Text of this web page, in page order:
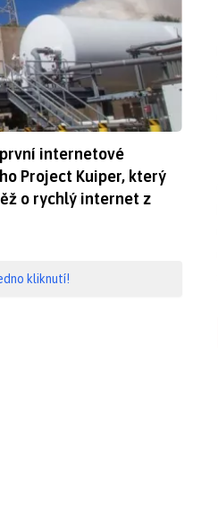
internetové
Project Kuiper, který
o rychlý internet z
kliknutí!